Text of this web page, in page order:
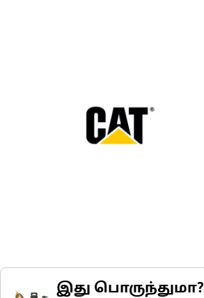
இது பொருந்துமா?